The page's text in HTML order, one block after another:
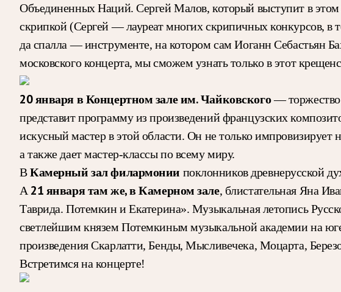
Объединенных Наций. Сергей Малов, который выступит в
скрипкой (Сергей — лауреат многих скрипичных конкурсов, в
да спалла — инструменте, на котором сам Иоганн Себастьян
московского концерта, мы сможем узнать только в этот
20 января в Концертном зале им. Чайковского— торжество
представит программу из произведений французских
искусный мастер в этой области. Он не только
а также дает мастер-классы по всему миру.
ВКамерный зал филармонии поклонников древнерусской
А 21 января там же, в Камерном зале, блистательная Яна
Таврида. Потемкин и Екатерина». Музыкальная летопись
светлейшим князем Потемкиным музыкальной академии на
произведения Скарлатти, Бенды, Мысливечека, Моцарта,
Встретимся на концерте!